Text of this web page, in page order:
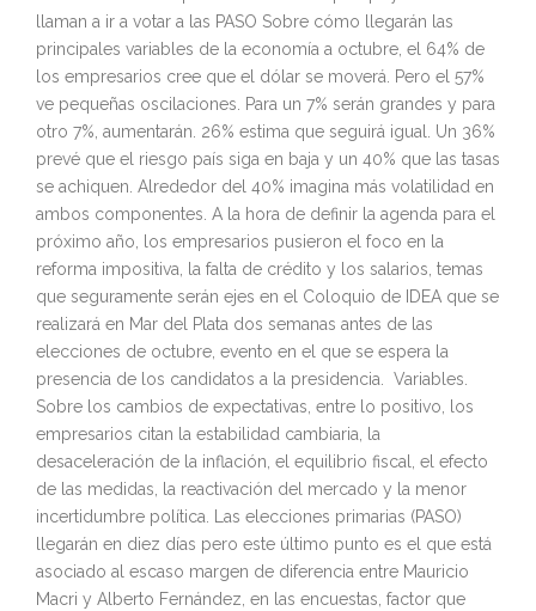
llaman a ir a votar a las PASO Sobre cómo llegarán las
principales variables de la economía a octubre, el 64% de
los empresarios cree que el dólar se moverá. Pero el 57%
ve pequeñas oscilaciones. Para un 7% serán grandes y para
otro 7%, aumentarán. 26% estima que seguirá igual. Un 36%
prevé que el riesgo país siga en baja y un 40% que las tasas
se achiquen. Alrededor del 40% imagina más volatilidad en
ambos componentes. A la hora de definir la agenda para el
próximo año, los empresarios pusieron el foco en la
reforma impositiva, la falta de crédito y los salarios, temas
que seguramente serán ejes en el Coloquio de IDEA que se
realizará en Mar del Plata dos semanas antes de las
elecciones de octubre, evento en el que se espera la
presencia de los candidatos a la presidencia. Variables.
Sobre los cambios de expectativas, entre lo positivo, los
empresarios citan la estabilidad cambiaria, la
desaceleración de la inflación, el equilibrio fiscal, el efecto
de las medidas, la reactivación del mercado y la menor
incertidumbre política. Las elecciones primarias (PASO)
llegarán en diez días pero este último punto es el que está
asociado al escaso margen de diferencia entre Mauricio
Macri y Alberto Fernández, en las encuestas, factor que